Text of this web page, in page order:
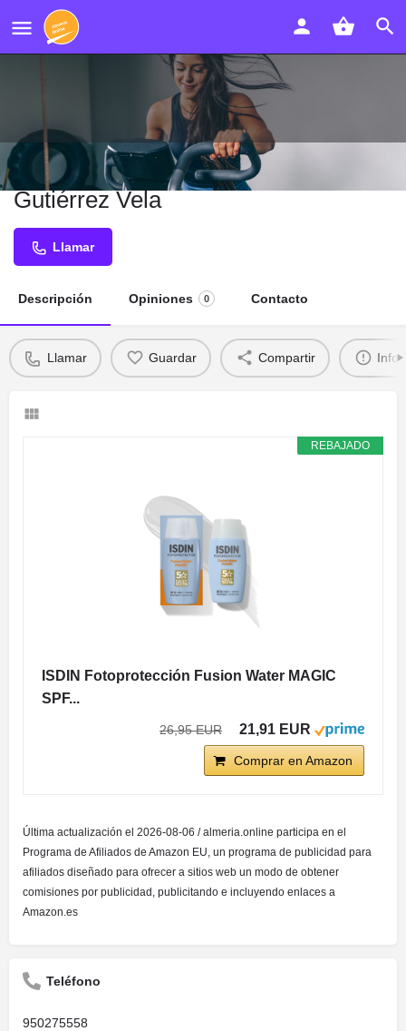
Clínica Dental María del Mar
Gutiérrez Vela
Llamar
Descripción Opiniones 0 Contacto
Llamar Guardar Compartir
REBAJADO
ISDIN Fotoprotección Fusion Water MAGIC
SPF...
26,95 EUR 21,91 EUR
Comprar en Amazon
Última actualización el 2026-08-06 / almeria.online participa en el
Programa de Afiliados de Amazon EU, un programa de publicidad para
afiliados diseñado para ofrecer a sitios web un modo de obtener
comisiones por publicidad, publicitando e incluyendo enlaces a
Amazon.es
Teléfono
950275558